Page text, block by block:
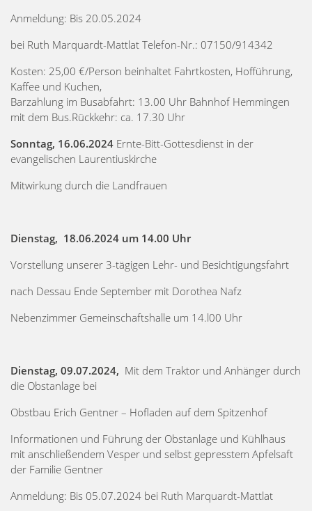
Anmeldung: Bis 20.05.2024
bei Ruth Marquardt-Mattlat Telefon-Nr.: 07150/914342
Kosten: 25,00 €/Person beinhaltet Fahrtkosten, Hofführung,
Kaffee und Kuchen,
Barzahlung im Busabfahrt: 13.00 Uhr Bahnhof Hemmingen
mit dem Bus.Rückkehr: ca. 17.30 Uhr
Sonntag, 16.06.2024 Ernte-Bitt-Gottesdienst in der
evangelischen Laurentiuskirche
Mitwirkung durch die Landfrauen
Dienstag, 18.06.2024 um 14.00 Uhr
Vorstellung unserer 3-tägigen Lehr- und Besichtigungsfahrt
nach Dessau Ende September mit Dorothea Nafz
Nebenzimmer Gemeinschaftshalle um 14.l00 Uhr
Dienstag, 09.07.2024, Mit dem Traktor und Anhänger durch
die Obstanlage bei
Obstbau Erich Gentner – Hofladen auf dem Spitzenhof
Informationen und Führung der Obstanlage und Kühlhaus
mit anschließendem Vesper und selbst gepresstem Apfelsaft
der Familie Gentner
Anmeldung: Bis 05.07.2024 bei Ruth Marquardt-Mattlat